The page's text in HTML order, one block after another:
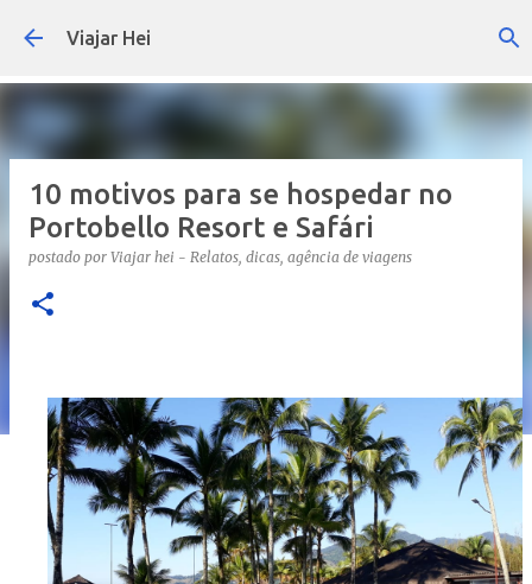
Pular para o conteúdo principal
Viajar Hei
10 motivos para se hospedar no
Portobello Resort e Safári
postado por Viajar hei - Relatos, dicas, agência de viagens